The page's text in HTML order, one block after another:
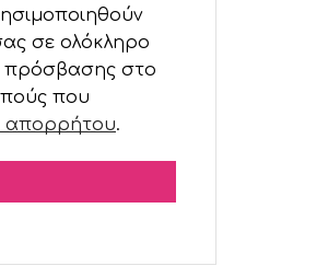
σε ολόκληρο
πρόσβασης στο
που
απορρήτου.